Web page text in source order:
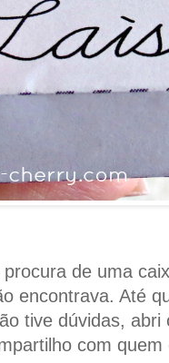
de uma
encontrava. Até
tive dúvidas,
com quem